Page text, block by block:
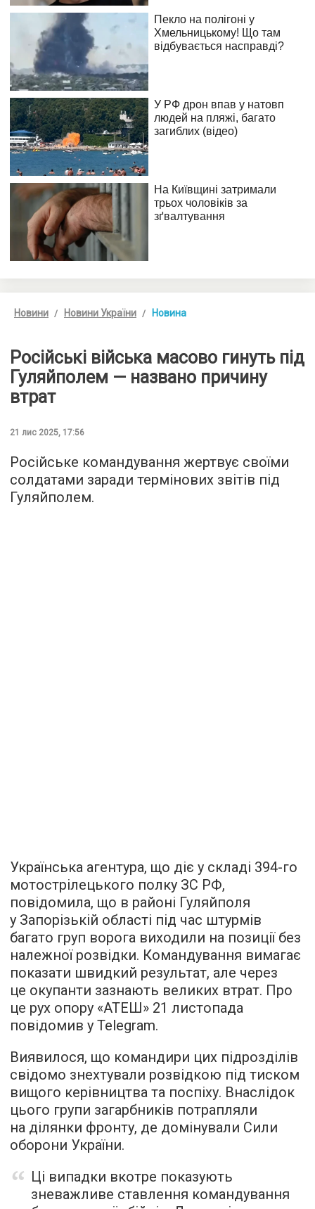
Новини Новини України Новина
Російські війська масово гинуть під
Гуляйполем — названо причину
втрат
21 лис 2025, 17:56
Російське командування жертвує своїми
солдатами заради термінових звітів під
Гуляйполем.
Українська агентура, що діє у складі 394-го
мотострілецького полку ЗС РФ,
повідомила, що в районі Гуляйполя
у Запорізькій області під час штурмів
багато груп ворога виходили на позиції без
належної розвідки. Командування вимагає
показати швидкий результат, але через
це окупанти зазнають великих втрат. Про
це рух опору «АТЕШ» 21 листопада
повідомив у Telegram.
Виявилося, що командири цих підрозділів
свідомо знехтували розвідкою під тиском
вищого керівництва та поспіху. Внаслідок
цього групи загарбників потрапляли
на ділянки фронту, де домінували Сили
оборони України.
Ці випадки вкотре показують
зневажливе ставлення командування